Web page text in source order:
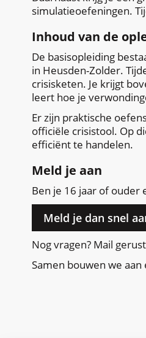
simulatieoefeningen.
Inhoud van de
De basisopleiding
in Heusden-Zolder.
crisisketen. Je krijgt
leert hoe je
Er zijn praktische
officiële crisistool. Op
efficiënt te handelen.
Meld je aan
Ben je 16 jaar of ouder
Meld je dan snel
Nog vragen? Mail
Samen bouwen we